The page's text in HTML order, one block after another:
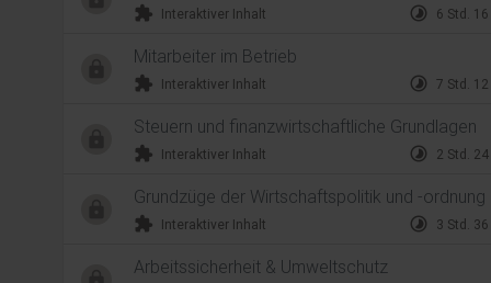
extension Interaktiver Inhalt timelapse 6 Std.
Mitarbeiter im Betrieb
extension Interaktiver Inhalt timelapse 7 Std.
Steuern und finanzwirtschaftliche Grundlagen
extension Interaktiver Inhalt timelapse 2 Std.
Grundzüge der Wirtschaftspolitik und -ordnung
extension Interaktiver Inhalt timelapse 3 Std.
Arbeitssicherheit & Umweltschutz